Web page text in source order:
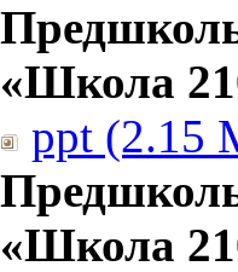
«Школа
ppt (2.15
«Школа